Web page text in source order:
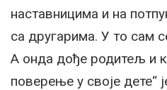
наставницима и на
са другарима. У то сам
А онда дође родитељ и
поверење у своје дете“